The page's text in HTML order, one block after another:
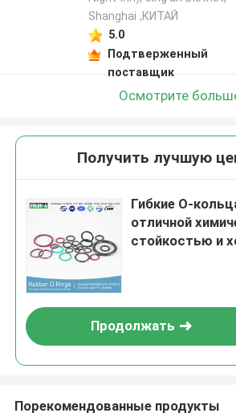
Shanghai ,КИТАЙ
5.0
Подтверженный
поставщик
Осмотрите
Получить лучшую
Гибкие О-
отличной
стойкостью и
Продолжать
Порекомендованные продукты